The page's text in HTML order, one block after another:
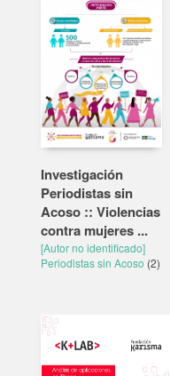
Investigación
Periodistas sin
Acoso :: Violencias
contra mujeres ...
[Autor no identificado]
Periodistas sin Acoso (2)